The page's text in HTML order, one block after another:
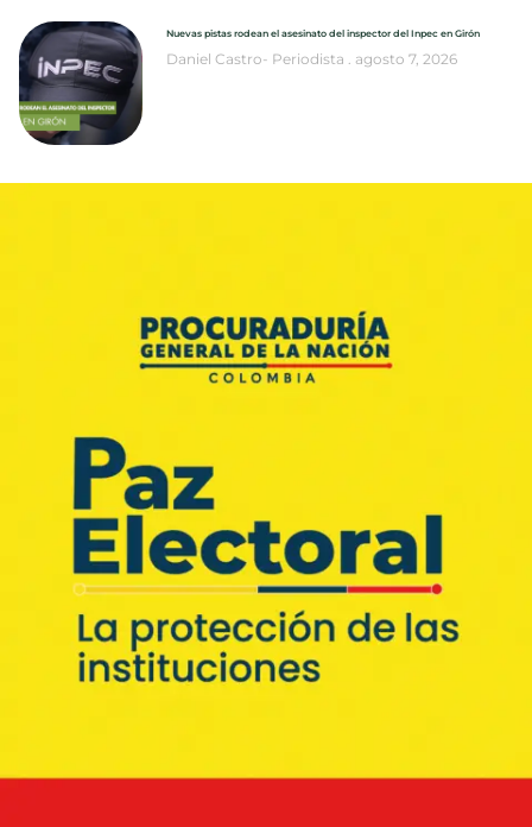
Nuevas pistas rodean el asesinato del inspector del Inpec en Girón
Daniel Castro- Periodista agosto 7, 2026